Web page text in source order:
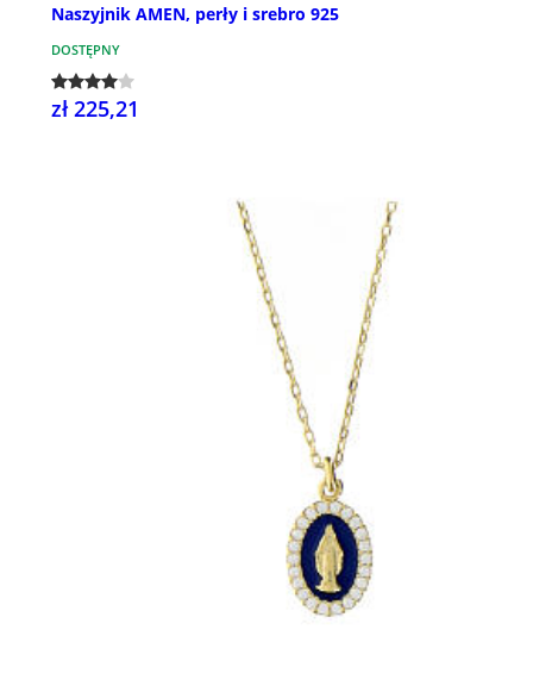
Naszyjnik AMEN, perły i srebro 925
DOSTĘPNY
zł 225,21